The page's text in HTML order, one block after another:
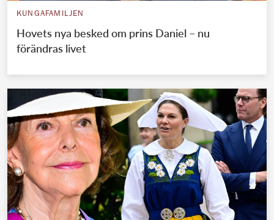
KUNGAFAMILJEN
Hovets nya besked om prins Daniel – nu
förändras livet